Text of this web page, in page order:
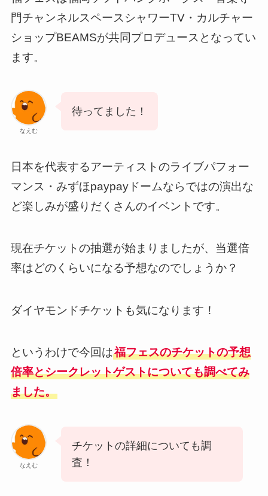
門チャンネルスペースシャワーTV・カルチャー
ショップBEAMSが共同プロデュースとなってい
ます。
なえむ
待ってました！
日本を代表するアーティストのライブパフォー
マンス・みずほpaypayドームならではの演出な
ど楽しみが盛りだくさんのイベントです。
現在チケットの抽選が始まりましたが、当選倍
率はどのくらいになる予想なのでしょうか？
ダイヤモンドチケットも気になります！
というわけで今回は福フェスのチケットの予想
倍率とシークレットゲストについても調べてみ
ました。
なえむ
チケットの詳細についても調
査！